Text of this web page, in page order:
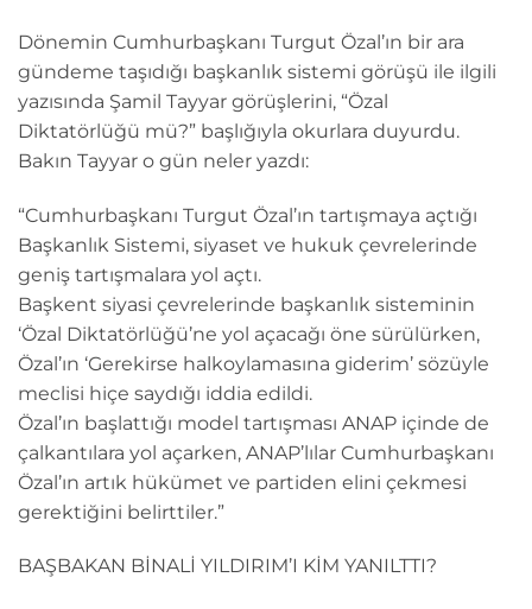
Dönemin Cumhurbaşkanı Turgut Özal’ın bir ara
gündeme taşıdığı başkanlık sistemi görüşü ile ilgili
yazısında Şamil Tayyar görüşlerini, “Özal
Diktatörlüğü mü?” başlığıyla okurlara duyurdu.
Bakın Tayyar o gün neler yazdı:
“Cumhurbaşkanı Turgut Özal’ın tartışmaya açtığı
Başkanlık Sistemi, siyaset ve hukuk çevrelerinde
geniş tartışmalara yol açtı.
Başkent siyasi çevrelerinde başkanlık sisteminin
‘Özal Diktatörlüğü’ne yol açacağı öne sürülürken,
Özal’ın ‘Gerekirse halkoylamasına giderim’ sözüyle
meclisi hiçe saydığı iddia edildi.
Özal’ın başlattığı model tartışması ANAP içinde de
çalkantılara yol açarken, ANAP’lılar Cumhurbaşkanı
Özal’ın artık hükümet ve partiden elini çekmesi
gerektiğini belirttiler.”
BAŞBAKAN BİNALİ YILDIRIM’I KİM YANILTTI?